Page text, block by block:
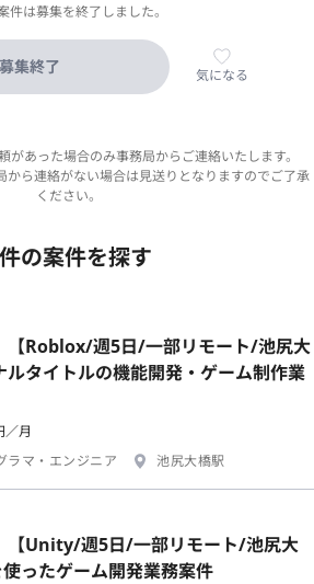
件は募集を終了しました。
募集終了 気になる
があった場合のみ事務局からご連絡いたします。
から連絡がない場合は見送りとなりますのでご了承
ください。
の案件を探す
【Roblox/週5日/一部リモート/池尻大
ルタイトルの機能開発・ゲーム制作業
／月
ラマ・エンジニア
池尻大橋駅
【Unity/週5日/一部リモート/池尻大
ったゲーム開発業務案件